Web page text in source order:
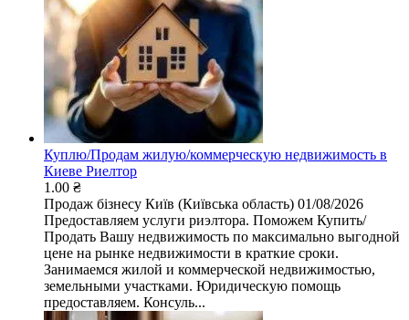
Куплю/Продам жилую/коммерческую недвижимость в
Киеве Риелтор
1.00 ₴
Продаж бізнесу Київ (Київська область) 01/08/2026
Предоставляем услуги риэлтора. Поможем Купить/
Продать Вашу недвижимость по максимально выгодной
цене на рынке недвижимости в краткие сроки.
Занимаемся жилой и коммерческой недвижимостью,
земельными участками. Юридическую помощь
предоставляем. Консуль...